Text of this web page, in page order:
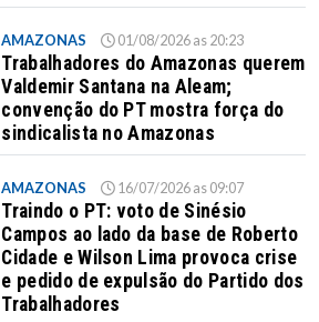
AMAZONAS 01/08/2026 as 20:23
Trabalhadores do Amazonas querem
Valdemir Santana na Aleam;
convenção do PT mostra força do
sindicalista no Amazonas
AMAZONAS 16/07/2026 as 09:07
Traindo o PT: voto de Sinésio
Campos ao lado da base de Roberto
Cidade e Wilson Lima provoca crise
e pedido de expulsão do Partido dos
Trabalhadores